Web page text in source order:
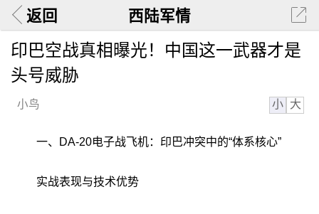
返回 西陆军情
印巴空战真相曝光！中国这一武器才是
头号威胁
小鸟 小 大
一、DA-20电子战飞机：印巴冲突中的“体系核心”
实战表现与技术优势